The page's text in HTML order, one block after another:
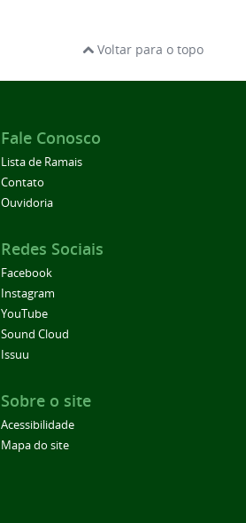
Voltar para o topo
Fale Conosco
Lista de Ramais
Contato
Ouvidoria
Redes Sociais
Facebook
Instagram
YouTube
Sound Cloud
Issuu
Sobre o site
Acessibilidade
Mapa do site